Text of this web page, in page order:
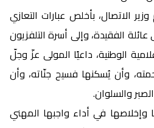
الاتصال، بأخلص عبارات التعازي
الفقيدة، وإلى أسرة التلفزيون
الوطنية، داعيًا المولى عزّ وجلّ
وأن يُسكنها فسيح جنّاته، وأن
والسلوان.
وإخلاصها في أداء واجبها المهني